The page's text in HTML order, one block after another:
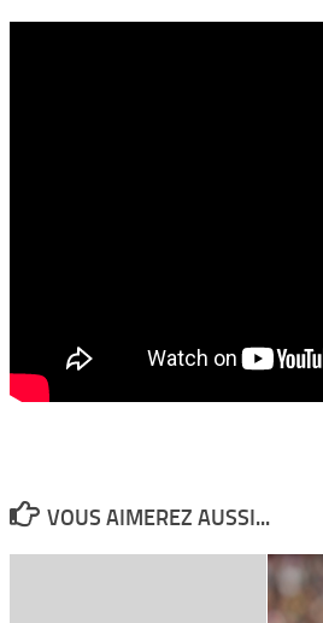
VOUS AIMEREZ AUSSI...